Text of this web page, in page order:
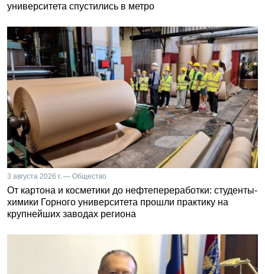
университета спустились в метро
3 августа 2026 г. — Общество
От картона и косметики до нефтепереработки: студенты-
химики Горного университета прошли практику на
крупнейших заводах региона